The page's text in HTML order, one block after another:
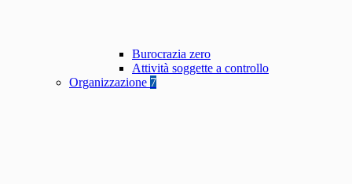
Burocrazia zero
Attività soggette a controllo
Organizzazione 7